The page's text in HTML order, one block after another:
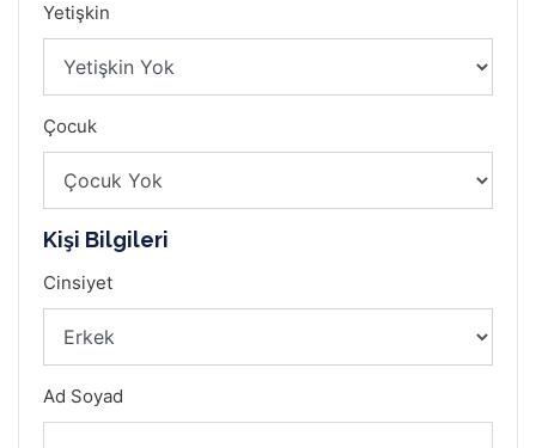
Yetişkin
Çocuk
Kişi Bilgileri
Cinsiyet
Ad Soyad